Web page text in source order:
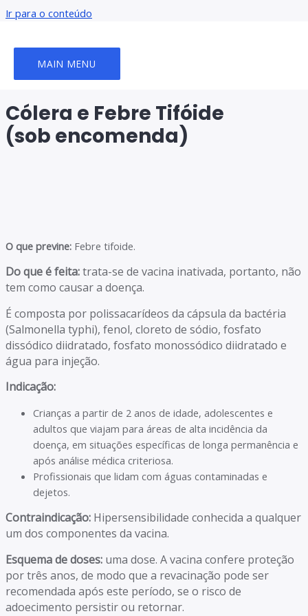
Ir para o conteúdo
MAIN MENU
Cólera e Febre Tifóide
(sob encomenda)
O que previne: Febre tifoide.
Do que é feita:trata-se de vacina inativada, portanto, não
tem como causar a doença.
É composta por polissacarídeos da cápsula da bactéria
(Salmonella typhi), fenol, cloreto de sódio, fosfato
dissódico diidratado, fosfato monossódico diidratado e
água para injeção.
Indicação:
Crianças a partir de 2 anos de idade, adolescentes e
adultos que viajam para áreas de alta incidência da
doença, em situações específicas de longa permanência e
após análise médica criteriosa.
Profissionais que lidam com águas contaminadas e
dejetos.
Contraindicação: Hipersensibilidade conhecida a qualquer
um dos componentes da vacina.
Esquema de doses: uma dose. A vacina confere proteção
por três anos, de modo que a revacinação pode ser
recomendada após este período, se o risco de
adoecimento persistir ou retornar.